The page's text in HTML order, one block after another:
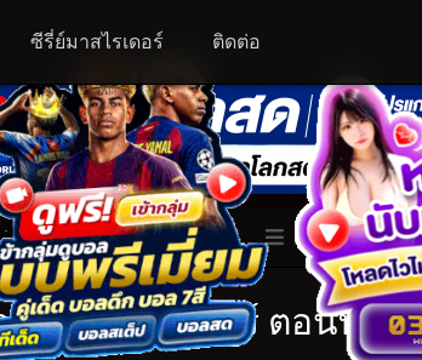
ซีรี่ย์มาสไรเดอร์ ติดต่อ
ALL
ดับเบิ้ลไรเดอร์ ตอนที่